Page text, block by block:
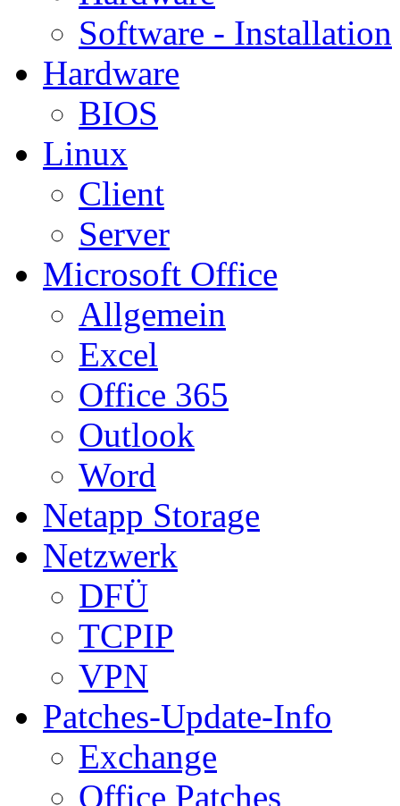
Software - Installation
Hardware
BIOS
Linux
Client
Server
Microsoft Office
Allgemein
Excel
Office 365
Outlook
Word
Netapp Storage
Netzwerk
DFÜ
TCPIP
VPN
Patches-Update-Info
Exchange
Office Patches